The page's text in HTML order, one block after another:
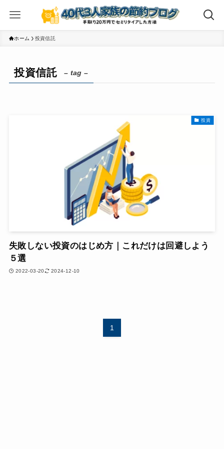
ホーム 投資信託
投資信託 – tag –
投資
失敗しない投資のはじめ方｜これだけは回避しよう
５選
2022-03-20 2024-12-10
1